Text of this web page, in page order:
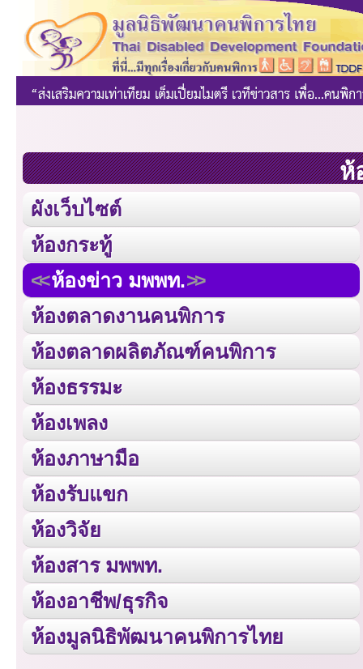
ห้
ผังเว็บไซต์
ห้องกระทู้
ห้องข่าว มพพท.
ห้องตลาดงานคนพิการ
ห้องตลาดผลิตภัณฑ์คนพิการ
ห้องธรรมะ
ห้องเพลง
ห้องภาษามือ
ห้องรับแขก
ห้องวิจัย
ห้องสาร มพพท.
ห้องอาชีพ/ธุรกิจ
ห้องมูลนิธิพัฒนาคนพิการไทย